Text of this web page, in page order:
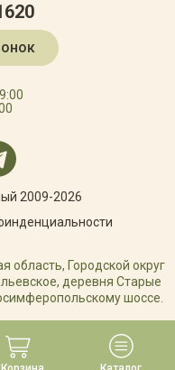
2009-2026
Городской округ
деревня Старые
шоссе.